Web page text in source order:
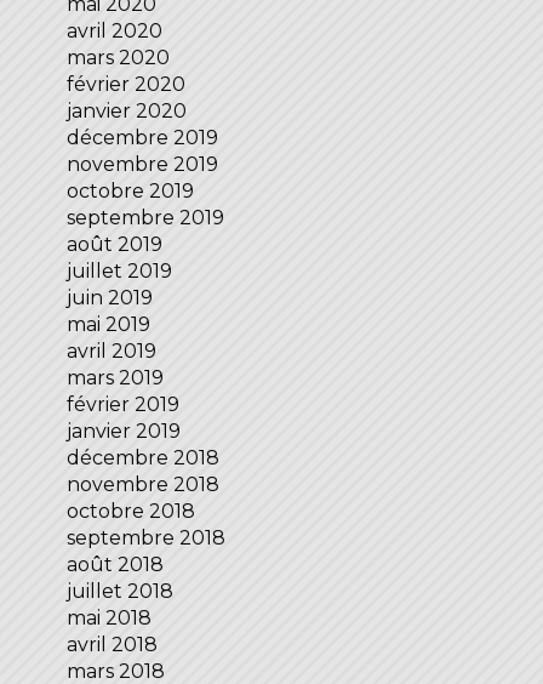
avril 2020
mars 2020
février 2020
janvier 2020
décembre 2019
novembre 2019
octobre 2019
septembre 2019
août 2019
juillet 2019
juin 2019
mai 2019
avril 2019
mars 2019
février 2019
janvier 2019
décembre 2018
novembre 2018
octobre 2018
septembre 2018
août 2018
juillet 2018
mai 2018
avril 2018
mars 2018